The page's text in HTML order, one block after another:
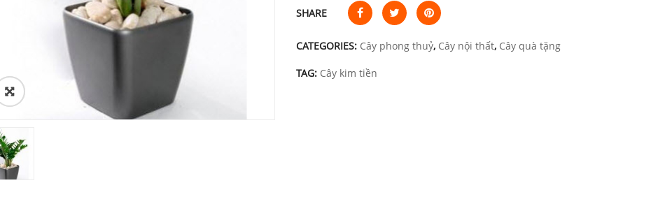
SHARE
CATEGORIES: Cây phong thuỷ, Cây nội thất, Cây quà tặng
TAG: Cây kim tiền